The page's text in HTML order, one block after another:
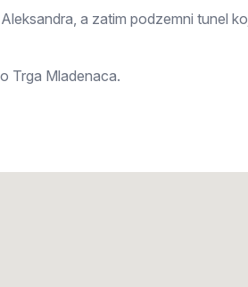
a zatim podzemni tunel
Trga Mladenaca.